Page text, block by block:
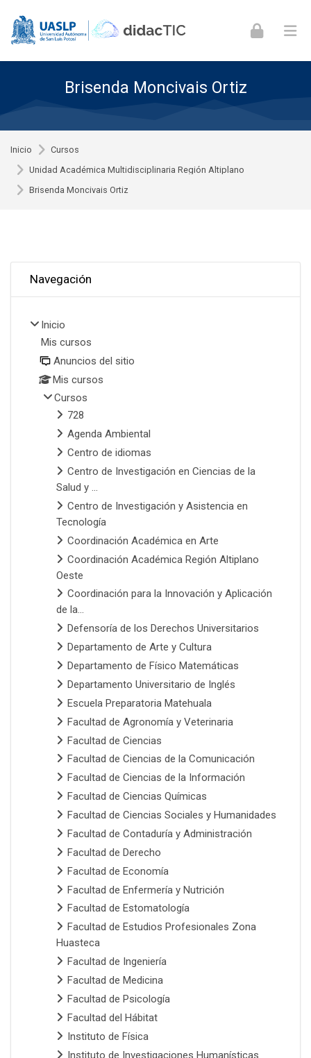
Brisenda Moncivais Ortiz
Inicio
Cursos
Unidad Académica Multidisciplinaria Región Altiplano
Brisenda Moncivais Ortiz
Navegación
Inicio
Mis cursos
Anuncios del sitio
Mis cursos
Cursos
728
Agenda Ambiental
Centro de idiomas
Centro de Investigación en Ciencias de la
Salud y ...
Centro de Investigación y Asistencia en
Tecnología
Coordinación Académica en Arte
Coordinación Académica Región Altiplano
Oeste
Coordinación para la Innovación y Aplicación
de la...
Defensoría de los Derechos Universitarios
Departamento de Arte y Cultura
Departamento de Físico Matemáticas
Departamento Universitario de Inglés
Escuela Preparatoria Matehuala
Facultad de Agronomía y Veterinaria
Facultad de Ciencias
Facultad de Ciencias de la Comunicación
Facultad de Ciencias de la Información
Facultad de Ciencias Químicas
Facultad de Ciencias Sociales y Humanidades
Facultad de Contaduría y Administración
Facultad de Derecho
Facultad de Economía
Facultad de Enfermería y Nutrición
Facultad de Estomatología
Facultad de Estudios Profesionales Zona
Huasteca
Facultad de Ingeniería
Facultad de Medicina
Facultad de Psicología
Facultad del Hábitat
Instituto de Física
Instituto de Investigaciones Humanísticas